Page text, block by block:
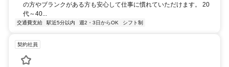
の方やブランクがある方も安心して仕事に慣れていただけます。 20
代～40...
交通費支給 駅近5分以内 週2・3日からOK シフト制
契約社員